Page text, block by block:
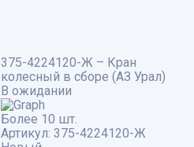
375-4224120-Ж – Кран
колесный в сборе (АЗ Урал)
В ожидании
Более 10 шт.
Артикул: 375-4224120-Ж